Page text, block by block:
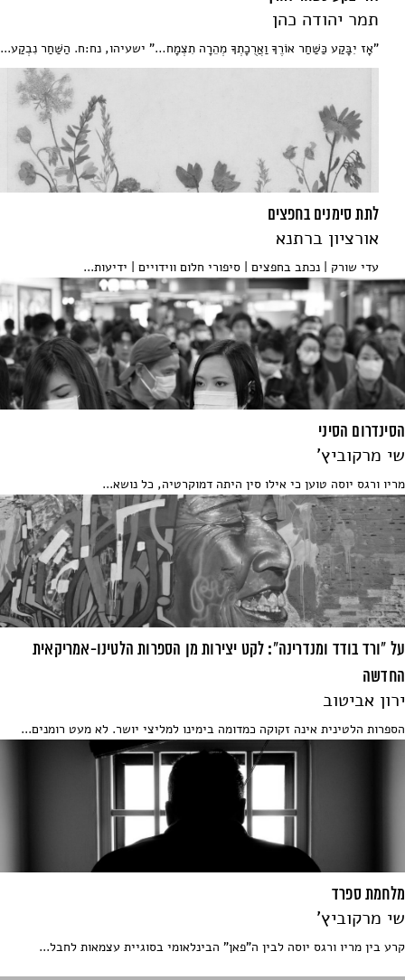
תמר יהודה כהן
"אָז יִבָּקַע כַּשַּׁחַר אוֹרֶךָ וַאֲרֻכָתְךָ מְהֵרָה תִצְמָח…" ישעיהו, נח:ח. הַשַּׁחַר נִבְקַע...
לתת סימנים בחפצים
אורציון ברתנא
עדי שורק | נכתב בחפצים | סיפורי חלום ווידויים | ידיעות...
הסינדרום הסיני
שי מרקוביץ'
מריו ורגס יוסה טוען כי אילו סין היתה דמוקרטיה, כל נושא...
על "ורד בודד ומנדרינה": לקט יצירות מן הספרות הלטינו-אמריקאית
החדשה
ירון אביטוב
הספרות הלטינית אינה זקוקה כמדומה בימינו למליצי יושר. לא מעט רומנים...
מלחמת ספרד
שי מרקוביץ'
קרע בין מריו ורגס יוסה לבין ה"פאן" הבינלאומי בסוגיית עצמאות לחבל...